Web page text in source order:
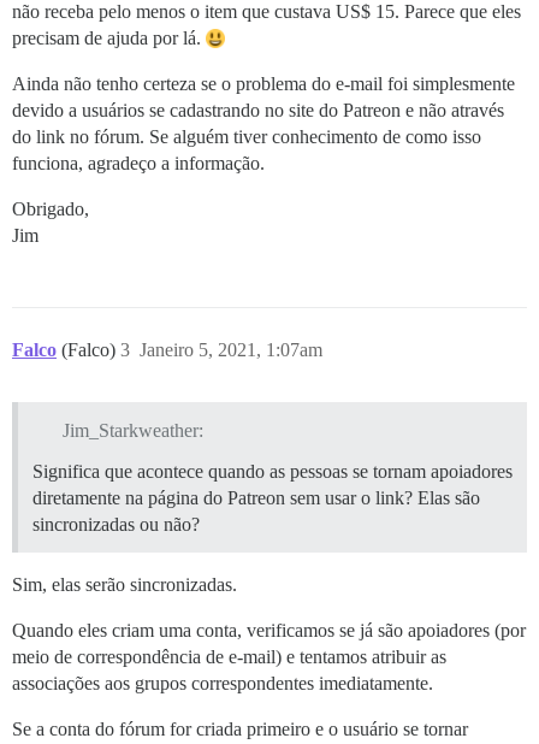
não receba pelo menos o item que custava US$ 15. Parece que eles
precisam de ajuda por lá.
Ainda não tenho certeza se o problema do e-mail foi simplesmente
devido a usuários se cadastrando no site do Patreon e não através
do link no fórum. Se alguém tiver conhecimento de como isso
funciona, agradeço a informação.
Obrigado,
Jim
Falco (Falco) Janeiro 5, 2021, 1:07am
3
Jim_Starkweather:
Significa que acontece quando as pessoas se tornam apoiadores
diretamente na página do Patreon sem usar o link? Elas são
sincronizadas ou não?
Sim, elas serão sincronizadas.
Quando eles criam uma conta, verificamos se já são apoiadores (por
meio de correspondência de e-mail) e tentamos atribuir as
associações aos grupos correspondentes imediatamente.
Se a conta do fórum for criada primeiro e o usuário se tornar